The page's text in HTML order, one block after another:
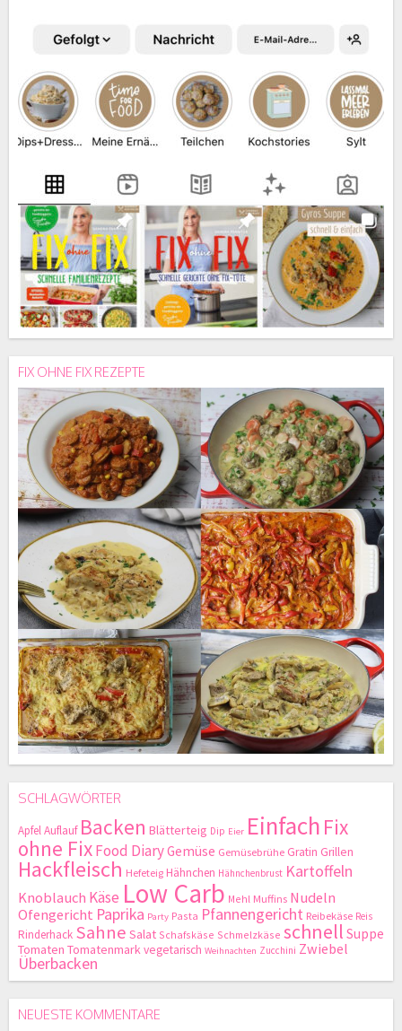
FIX OHNE FIX REZEPTE
SCHLAGWÖRTER
ApfelAuflauf Backen Blätterteig Dip Eier Einfach Fix
ohne FixFood DiaryGemüse Gemüsebrühe Gratin Grillen
Hackfleisch Hefeteig Hähnchen Hähnchenbrust Kartoffeln
Knoblauch Käse Low Carb Mehl Muffins Nudeln
Ofengericht Paprika Party Pasta Pfannengericht Reibekäse Reis
Rinderhack Sahne Salat Schafskäse Schmelzkäse schnell Suppe
Tomaten Tomatenmarkvegetarisch Weihnachten Zucchini Zwiebel
Überbacken
NEUESTE KOMMENTARE